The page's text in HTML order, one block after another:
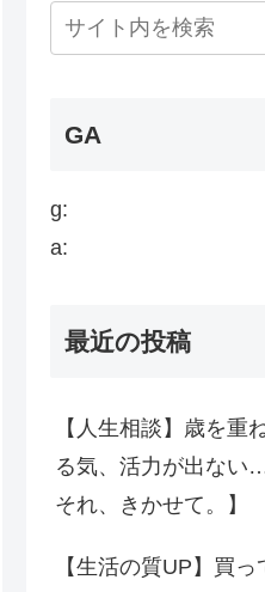
GA
g:
a:
最近の投稿
【人生相談】歳を重
る気、活力が出ない
それ、きかせて。】
【生活の質UP】買